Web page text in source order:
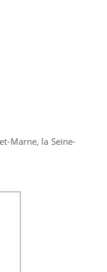
Marne, la Seine-